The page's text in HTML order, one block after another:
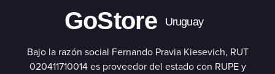
GoStore Uruguay
Bajo la razón social Fernando Pravia Kiesevich, RUT
020411710014 es proveedor del estado con RUPE y